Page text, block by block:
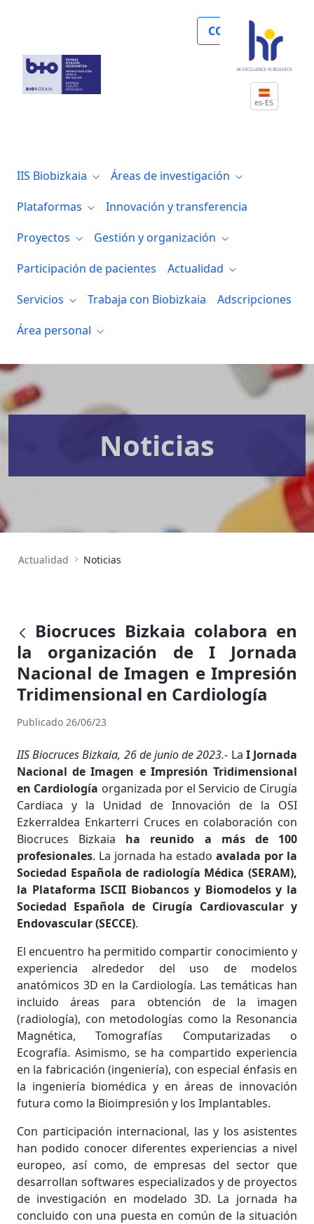
COLABORA
es-ES
IIS Biobizkaia
Áreas de investigación
Plataformas
Innovación y transferencia
Proyectos
Gestión y organización
Participación de pacientes
Actualidad
Servicios
Trabaja con Biobizkaia
Adscripciones
Área personal
Noticias
Actualidad Noticias
Biocruces Bizkaia colabora en
la organización de I Jornada
Nacional de Imagen e Impresión
Tridimensional en Cardiología
Publicado 26/06/23
IIS Biocruces Bizkaia, 26 de junio de 2023.- La I Jornada
Nacional de Imagen e Impresión Tridimensional
en Cardiología organizada por el Servicio de Cirugía
Cardiaca y la Unidad de Innovación de la OSI
Ezkerraldea Enkarterri Cruces en colaboración con
Biocruces Bizkaia ha reunido a más de 100
profesionales. La jornada ha estado avalada por la
Sociedad Española de radiología Médica (SERAM),
la Plataforma ISCII Biobancos y Biomodelos y la
Sociedad Española de Cirugía Cardiovascular y
Endovascular (SECCE).
El encuentro ha permitido compartir conocimiento y
experiencia alrededor del uso de modelos
anatómicos 3D en la Cardiología. Las temáticas han
incluido áreas para obtención de la imagen
(radiología), con metodologías como la Resonancia
Magnética, Tomografías Computarizadas o
Ecografía. Asimismo, se ha compartido experiencia
en la fabricación (ingeniería), con especial énfasis en
la ingeniería biomédica y en áreas de innovación
futura como la Bioimpresión y los Implantables.
Con participación internacional, las y los asistentes
han podido conocer diferentes experiencias a nivel
europeo, así como, de empresas del sector que
desarrollan softwares especializados y de proyectos
de investigación en modelado 3D. La jornada ha
concluido con una puesta en común de la situación